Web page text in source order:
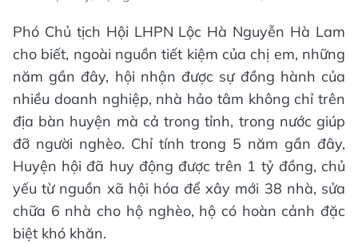
Phó Chủ tịch Hội LHPN Lộc Hà Nguyễn Hà Lam
cho biết, ngoài nguồn tiết kiệm của chị em, những
năm gần đây, hội nhận được sự đồng hành của
nhiều doanh nghiệp, nhà hảo tâm không chỉ trên
địa bàn huyện mà cả trong tỉnh, trong nước giúp
đỡ người nghèo. Chỉ tính trong 5 năm gần đây,
Huyện hội đã huy động được trên 1 tỷ đồng, chủ
yếu từ nguồn xã hội hóa để xây mới 38 nhà, sửa
chữa 6 nhà cho hộ nghèo, hộ có hoàn cảnh đặc
biệt khó khăn.